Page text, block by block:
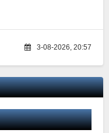
3-08-2026, 20:57